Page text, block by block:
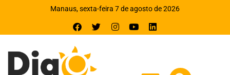
Manaus, sexta-feira 7 de agosto de 2026